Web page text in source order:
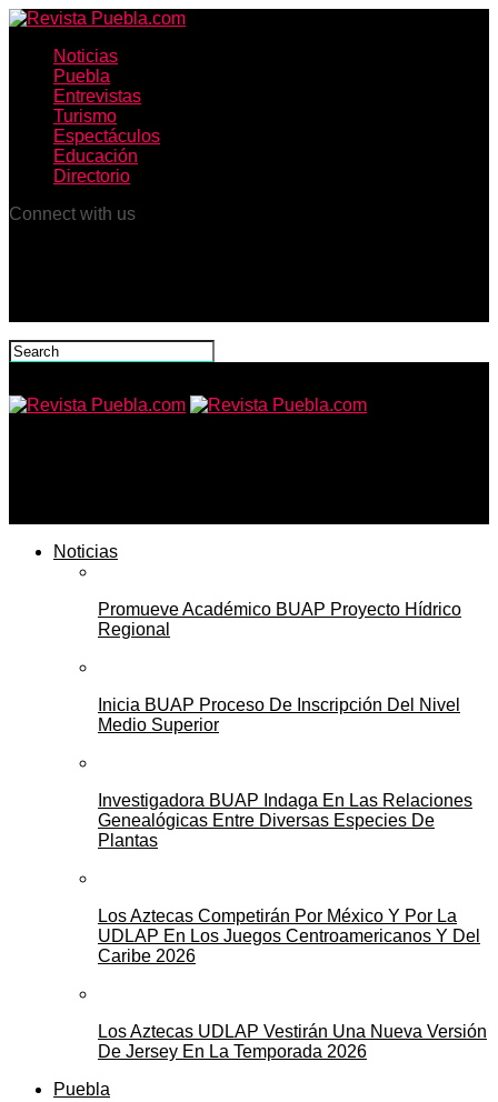
Noticias
Puebla
Entrevistas
Turismo
Espectáculos
Educación
Directorio
Connect with us
Noticias
Promueve Académico BUAP Proyecto Hídrico
Regional
Inicia BUAP Proceso De Inscripción Del Nivel
Medio Superior
Investigadora BUAP Indaga En Las Relaciones
Genealógicas Entre Diversas Especies De
Plantas
Los Aztecas Competirán Por México Y Por La
UDLAP En Los Juegos Centroamericanos Y Del
Caribe 2026
Los Aztecas UDLAP Vestirán Una Nueva Versión
De Jersey En La Temporada 2026
Puebla